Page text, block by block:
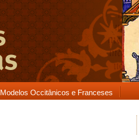
Modelos Occitânicos e Franceses